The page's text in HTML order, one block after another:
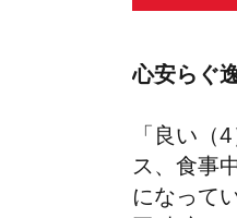
心安らぐ
「良い（
ス、食事
になって